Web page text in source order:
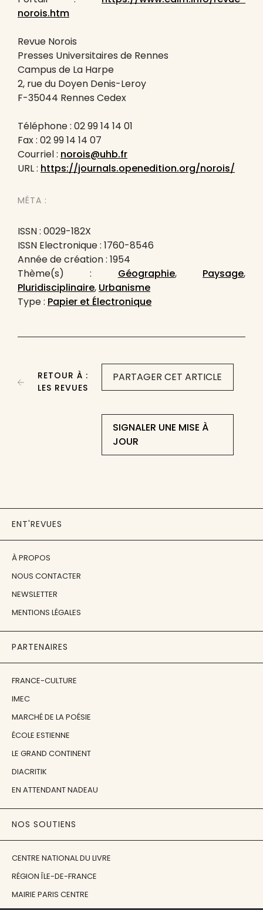
norois.htm
Revue Norois
Presses Universitaires de Rennes
Campus de La Harpe
2, rue du Doyen Denis-Leroy
F-35044 Rennes Cedex
Téléphone : 02 99 14 14 01
Fax : 02 99 14 14 07
Courriel : norois@uhb.fr
URL : https://journals.openedition.org/norois/
MÉTA :
ISSN : 0029-182X
ISSN Electronique : 1760-8546
Année de création : 1954
Thème(s) : Géographie, Paysage,
Pluridisciplinaire, Urbanisme
Type : Papier et Électronique
PARTAGER CET ARTICLE
SIGNALER UNE MISE À
JOUR
RETOUR À :
LES REVUES
ENT'REVUES
À PROPOS
NOUS CONTACTER
NEWSLETTER
MENTIONS LÉGALES
PARTENAIRES
FRANCE-CULTURE
IMEC
MARCHÉ DE LA POÉSIE
ÉCOLE ESTIENNE
LE GRAND CONTINENT
DIACRITIK
EN ATTENDANT NADEAU
NOS SOUTIENS
CENTRE NATIONAL DU LIVRE
RÉGION ÎLE-DE-FRANCE
MAIRIE PARIS CENTRE